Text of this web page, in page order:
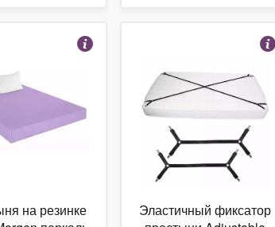
на резинке
Эластичный фиксатор